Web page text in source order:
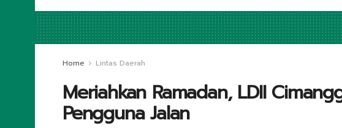
Home Lintas Daerah
Meriahkan Ramadan, LDII
Pengguna Jalan